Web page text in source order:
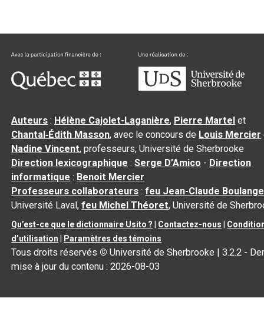
Auteurs : Hélène Cajolet-Laganière, Pierre Martel et
Chantal‑Édith Masson, avec le concours de Louis Mercier
Nadine Vincent, professeurs, Université de Sherbrooke
Direction lexicographique :Serge D’Amico - Direction
informatique : Benoit Mercier
Professeurs collaborateurs :feu Jean-Claude
Université Laval,feu Michel Théoret, Université de
Qu’est-ce que le dictionnaire Usito ? Contactez-nous
d’utilisation
Paramètres des témoins
Tous droits réservés © Université de Sherbrooke |3.2.2 -
mise à jour du contenu :2026-08-03